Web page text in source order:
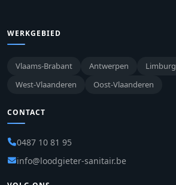
WERKGEBIED
Vlaams-Brabant Antwerpen
Limburg
West-Vlaanderen
Oost-Vlaanderen
CONTACT
0487 10 81 95
info@loodgieter-sanitair.be